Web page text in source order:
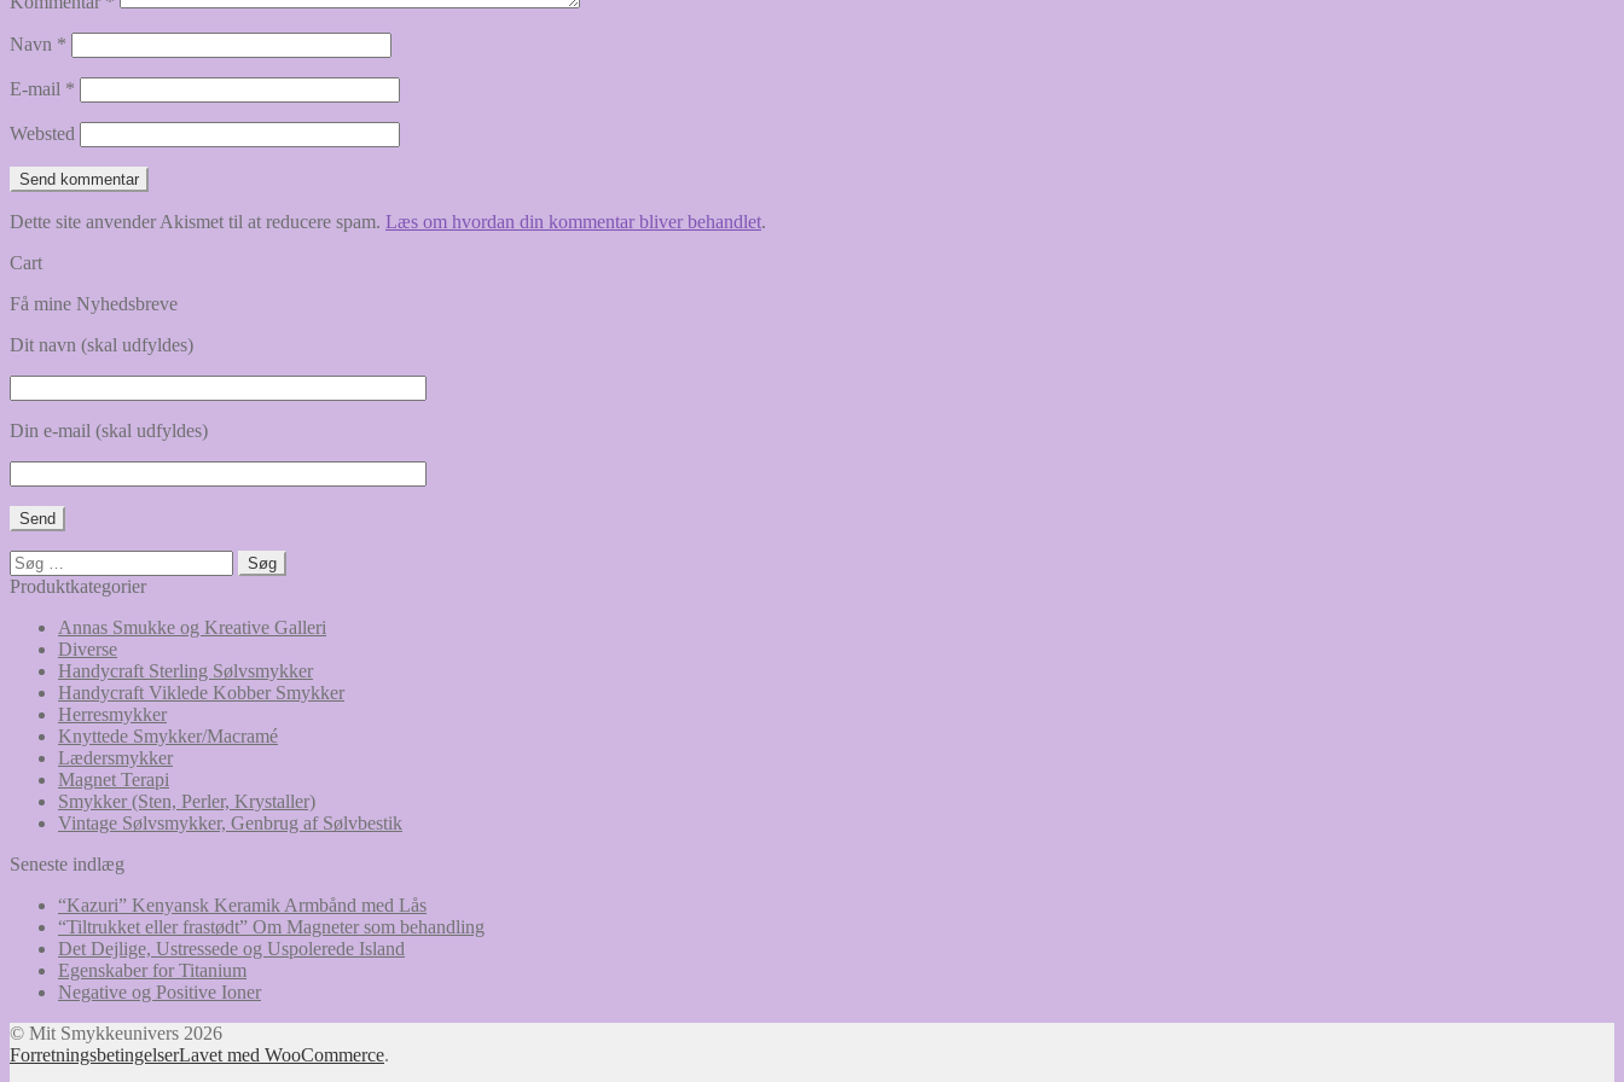
Navn *
E-mail *
Websted
Dette site anvender Akismet til at reducere spam. Læs om hvordan din kommentar bliver behandlet.
Cart
Få mine Nyhedsbreve
Dit navn (skal udfyldes)
Din e-mail (skal udfyldes)
Søg
efter:
Produktkategorier
Annas Smukke og Kreative Galleri
Diverse
Handycraft Sterling Sølvsmykker
Handycraft Viklede Kobber Smykker
Herresmykker
Knyttede Smykker/Macramé
Lædersmykker
Magnet Terapi
Smykker (Sten, Perler, Krystaller)
Vintage Sølvsmykker, Genbrug af Sølvbestik
Seneste indlæg
“Kazuri” Kenyansk Keramik Armbånd med Lås
“Tiltrukket eller frastødt” Om Magneter som behandling
Det Dejlige, Ustressede og Uspolerede Island
Egenskaber for Titanium
Negative og Positive Ioner
© Mit Smykkeunivers 2026
ForretningsbetingelserLavet med WooCommerce.